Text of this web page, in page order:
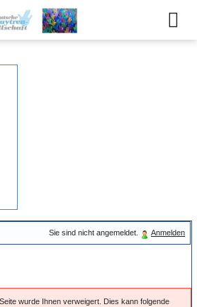
Sie sind nicht angemeldet. Anmelden
wurde Ihnen verweigert. Dies kann folgende